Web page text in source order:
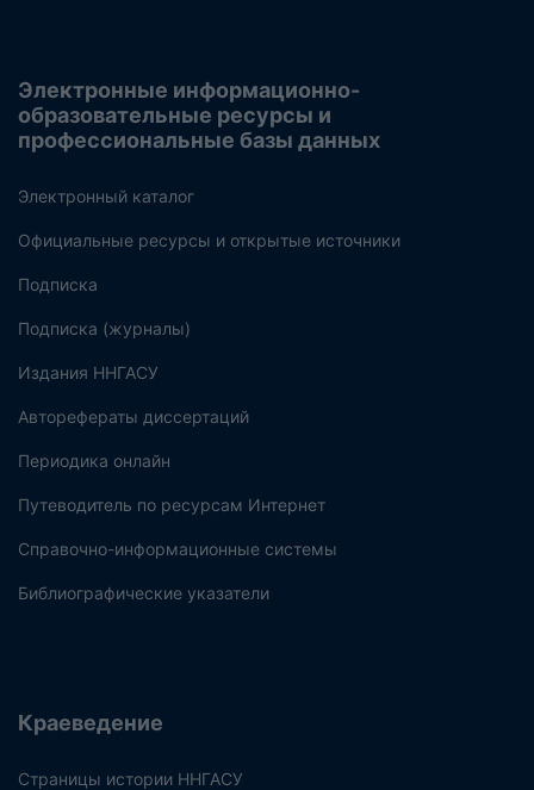
Электронные информационно-
образовательные ресурсы и
профессиональные базы данных
Электронный каталог
Официальные ресурсы и открытые источники
Подписка
Подписка (журналы)
Издания ННГАСУ
Авторефераты диссертаций
Периодика онлайн
Путеводитель по ресурсам Интернет
Справочно-информационные системы
Библиографические указатели
Краеведение
Страницы истории ННГАСУ